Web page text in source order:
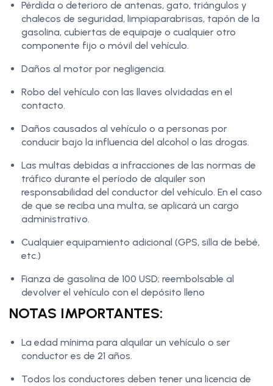
Pérdida o deterioro de antenas, gato, triángulos y
chalecos de seguridad, limpiaparabrisas, tapón de la
gasolina, cubiertas de equipaje o cualquier otro
componente fijo o móvil del vehículo.
Daños al motor por negligencia.
Robo del vehículo con las llaves olvidadas en el
contacto.
Daños causados al vehículo o a personas por
conducir bajo la influencia del alcohol o las drogas.
Las multas debidas a infracciones de las normas de
tráfico durante el período de alquiler son
responsabilidad del conductor del vehículo. En el caso
de que se reciba una multa, se aplicará un cargo
administrativo.
Cualquier equipamiento adicional (GPS, silla de bebé,
etc.)
Fianza de gasolina de 100 USD; reembolsable al
devolver el vehículo con el depósito lleno
NOTAS IMPORTANTES:
La edad mínima para alquilar un vehículo o ser
conductor es de 21 años.
Todos los conductores deben tener una licencia de